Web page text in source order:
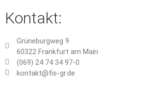
Kontakt:
Grüneburgweg 9
60322 Frankfurt am Main
(069) 24 74 34 97-0
kontakt@fis-gr.de